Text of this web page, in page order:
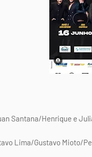
Santana/Henrique e
Lima/Gustavo Mioto/